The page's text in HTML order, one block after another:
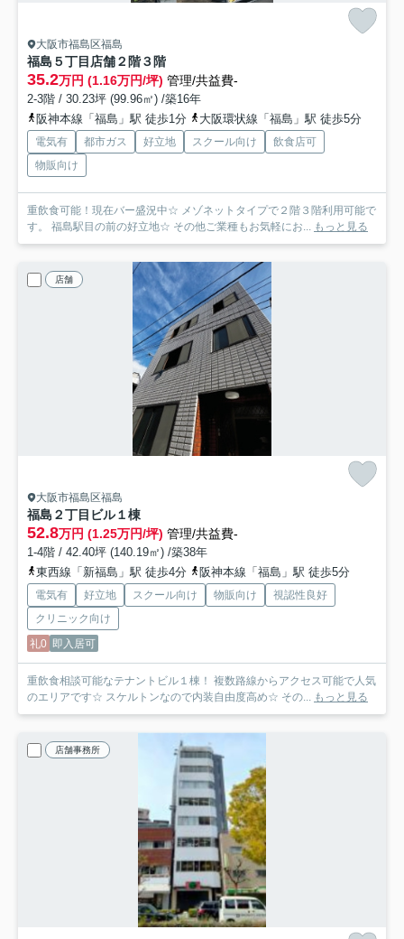
大阪市福島区福島
福島５丁目店舗２階３階
35.2万円 (1.16万円/坪) 管理/共益費-
2-3階 / 30.23坪 (99.96㎡) /築16年
阪神本線「福島」駅 徒歩1分
大阪環状線「福島」駅 徒歩5分
電気有 都市ガス 好立地 スクール向け
飲食店可
物販向け
重飲食可能！現在バー盛況中☆ メゾネットタイプで２階３階利用可能で
す。 福島駅目の前の好立地☆ その他ご業種もお気軽にお... もっと見る
店舗
大阪市福島区福島
福島２丁目ビル１棟
52.8万円 (1.25万円/坪) 管理/共益費-
1-4階 / 42.40坪 (140.19㎡) /築38年
東西線「新福島」駅 徒歩4分
阪神本線「福島」駅 徒歩5分
電気有 好立地 スクール向け 物販向け
視認性良好
クリニック向け
礼0 即入居可
重飲食相談可能なテナントビル１棟！ 複数路線からアクセス可能で人気
のエリアです☆ スケルトンなので内装自由度高め☆ その... もっと見る
店舗事務所